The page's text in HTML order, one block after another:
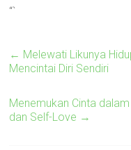
“`
← Melewati Likunya
Mencintai Diri Sendiri
Menemukan Cinta
dan Self-Love →